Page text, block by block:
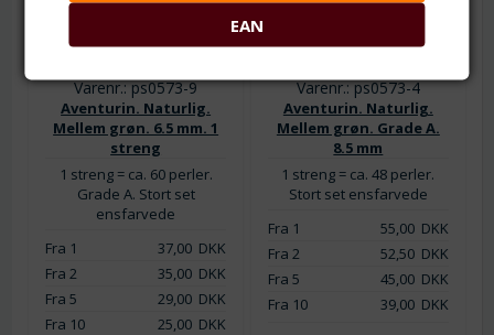
Varenr.: ps0573-9
Aventurin. Naturlig.
Mellem grøn. 6.5 mm. 1
streng
1 streng = ca. 60 perler.
Grade A. Stort set
ensfarvede
Fra 1
37,00DKK
Fra 2
35,00DKK
Fra 5
29,00DKK
Fra 10
25,00DKK
Varenr.: ps0573-4
Aventurin. Naturlig.
Mellem grøn. Grade A.
8.5 mm
1 streng = ca. 48 perler.
Stort set ensfarvede
Fra 1
55,00DKK
Fra 2
52,50DKK
Fra 5
45,00DKK
Fra 10
39,00DKK
EAN